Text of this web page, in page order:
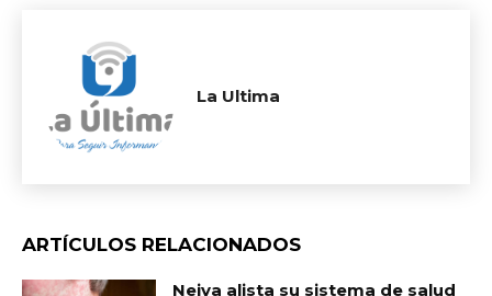
La Ultima
ARTÍCULOS RELACIONADOS
Neiva alista su sistema de salud